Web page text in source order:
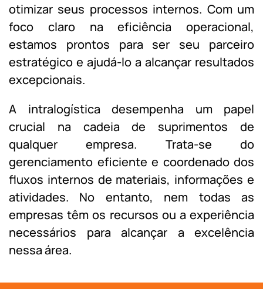
otimizar seus processos internos. Com um
foco claro na eficiência operacional,
estamos prontos para ser seu parceiro
estratégico e ajudá-lo a alcançar resultados
excepcionais.
A intralogística desempenha um papel
crucial na cadeia de suprimentos de
qualquer empresa. Trata-se do
gerenciamento eficiente e coordenado dos
fluxos internos de materiais, informações e
atividades. No entanto, nem todas as
empresas têm os recursos ou a experiência
necessários para alcançar a excelência
nessa área.